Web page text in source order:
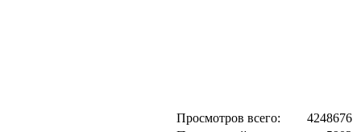
Просмотров всего:
4248676